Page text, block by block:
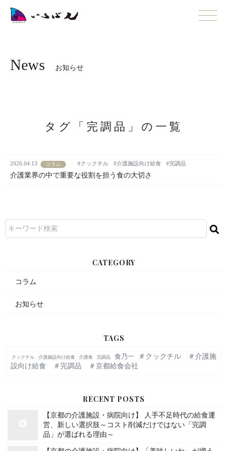
News お知らせ
タグ「完調品」の一覧
2026.04.13 コラム #クックチル #介護施設向け給食 #完調品
介護業界の中で重要な役割を担う食の大切さ
CATEGORY
コラム
お知らせ
TAGS
クックチル 介護施設向け給食 介護食 完調品 食乃一
＃クックチル ＃介護施
設向け給食 ＃完調品 ＃京都給食会社
RECENT POSTS
【京都の介護施設・病院向け】 人手不足時代の給食運
営、新しい選択肢～コスト削減だけではない「完調
品」が選ばれる理由～